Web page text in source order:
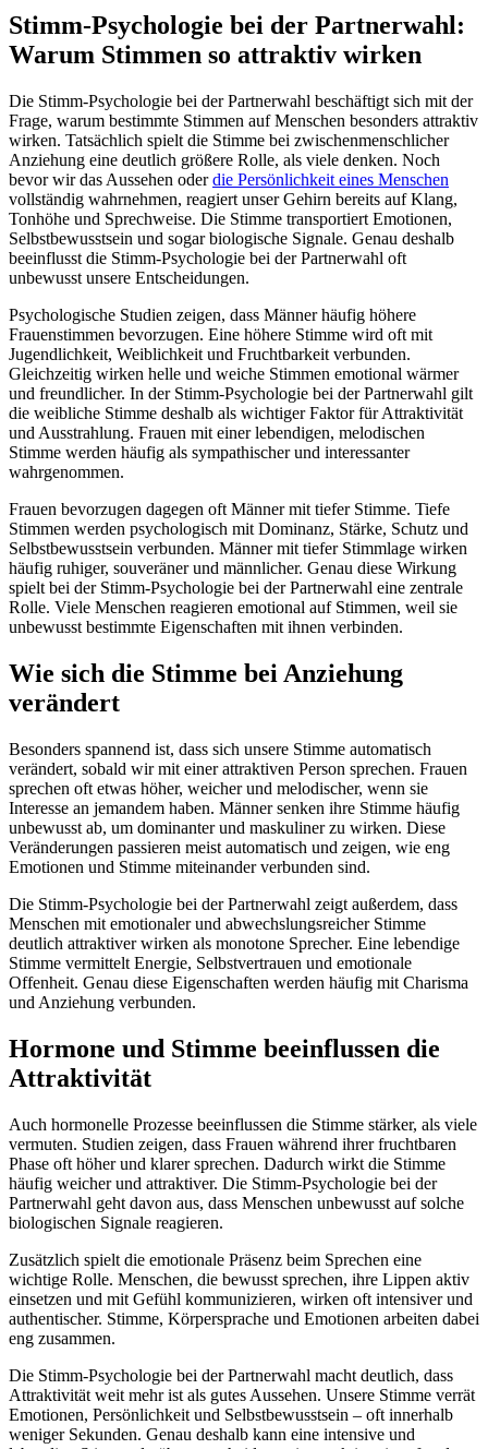
Stimm-Psychologie bei der Partnerwahl:
Warum Stimmen so attraktiv wirken
Die Stimm-Psychologie bei der Partnerwahl beschäftigt sich mit der
Frage, warum bestimmte Stimmen auf Menschen besonders attraktiv
wirken. Tatsächlich spielt die Stimme bei zwischenmenschlicher
Anziehung eine deutlich größere Rolle, als viele denken. Noch
bevor wir das Aussehen oderdie Persönlichkeit eines Menschen
vollständig wahrnehmen, reagiert unser Gehirn bereits auf Klang,
Tonhöhe und Sprechweise. Die Stimme transportiert Emotionen,
Selbstbewusstsein und sogar biologische Signale. Genau deshalb
beeinflusst die Stimm-Psychologie bei der Partnerwahl oft
unbewusst unsere Entscheidungen.
Psychologische Studien zeigen, dass Männer häufig höhere
Frauenstimmen bevorzugen. Eine höhere Stimme wird oft mit
Jugendlichkeit, Weiblichkeit und Fruchtbarkeit verbunden.
Gleichzeitig wirken helle und weiche Stimmen emotional wärmer
und freundlicher. In der Stimm-Psychologie bei der Partnerwahl gilt
die weibliche Stimme deshalb als wichtiger Faktor für Attraktivität
und Ausstrahlung. Frauen mit einer lebendigen, melodischen
Stimme werden häufig als sympathischer und interessanter
wahrgenommen.
Frauen bevorzugen dagegen oft Männer mit tiefer Stimme. Tiefe
Stimmen werden psychologisch mit Dominanz, Stärke, Schutz und
Selbstbewusstsein verbunden. Männer mit tiefer Stimmlage wirken
häufig ruhiger, souveräner und männlicher. Genau diese Wirkung
spielt bei der Stimm-Psychologie bei der Partnerwahl eine zentrale
Rolle. Viele Menschen reagieren emotional auf Stimmen, weil sie
unbewusst bestimmte Eigenschaften mit ihnen verbinden.
Wie sich die Stimme bei Anziehung
verändert
Besonders spannend ist, dass sich unsere Stimme automatisch
verändert, sobald wir mit einer attraktiven Person sprechen. Frauen
sprechen oft etwas höher, weicher und melodischer, wenn sie
Interesse an jemandem haben. Männer senken ihre Stimme häufig
unbewusst ab, um dominanter und maskuliner zu wirken. Diese
Veränderungen passieren meist automatisch und zeigen, wie eng
Emotionen und Stimme miteinander verbunden sind.
Die Stimm-Psychologie bei der Partnerwahl zeigt außerdem, dass
Menschen mit emotionaler und abwechslungsreicher Stimme
deutlich attraktiver wirken als monotone Sprecher. Eine lebendige
Stimme vermittelt Energie, Selbstvertrauen und emotionale
Offenheit. Genau diese Eigenschaften werden häufig mit Charisma
und Anziehung verbunden.
Hormone und Stimme beeinflussen die
Attraktivität
Auch hormonelle Prozesse beeinflussen die Stimme stärker, als viele
vermuten. Studien zeigen, dass Frauen während ihrer fruchtbaren
Phase oft höher und klarer sprechen. Dadurch wirkt die Stimme
häufig weicher und attraktiver. Die Stimm-Psychologie bei der
Partnerwahl geht davon aus, dass Menschen unbewusst auf solche
biologischen Signale reagieren.
Zusätzlich spielt die emotionale Präsenz beim Sprechen eine
wichtige Rolle. Menschen, die bewusst sprechen, ihre Lippen aktiv
einsetzen und mit Gefühl kommunizieren, wirken oft intensiver und
authentischer. Stimme, Körpersprache und Emotionen arbeiten dabei
eng zusammen.
Die Stimm-Psychologie bei der Partnerwahl macht deutlich, dass
Attraktivität weit mehr ist als gutes Aussehen. Unsere Stimme verrät
Emotionen, Persönlichkeit und Selbstbewusstsein – oft innerhalb
weniger Sekunden. Genau deshalb kann eine intensive und